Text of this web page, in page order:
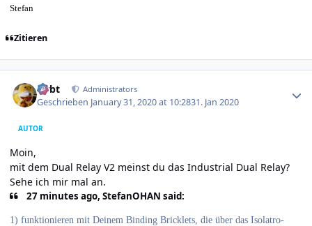
Stefan
Zitieren
rtrbt Administrators
Geschrieben January 31, 2020 at 10:2831. Jan 2020
AUTOR
Moin,
mit dem Dual Relay V2 meinst du das Industrial Dual Relay?
Sehe ich mir mal an.
27 minutes ago, StefanOHAN said:
1) funktionieren mit Deinem Binding Bricklets, die über das Isolatro-